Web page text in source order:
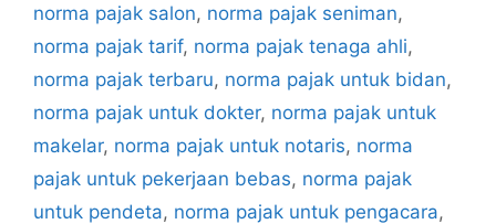
norma pajak salon, norma pajak seniman,
norma pajak tarif, norma pajak tenaga ahli,
norma pajak terbaru, norma pajak untuk bidan,
norma pajak untuk dokter, norma pajak untuk
makelar, norma pajak untuk notaris, norma
pajak untuk pekerjaan bebas, norma pajak
untuk pendeta, norma pajak untuk pengacara,